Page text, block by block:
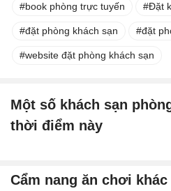
book phòng trực tuyến Đặt
đặt phòng khách sạn đặt
website đặt phòng khách sạn
Một số khách sạn
thời điểm này
Cẩm nang ăn chơi